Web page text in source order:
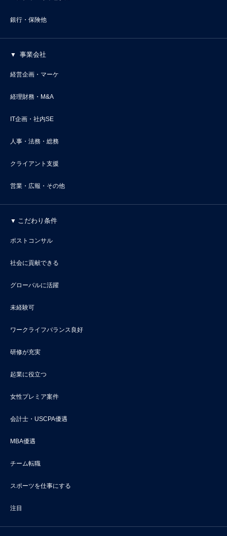
銀行・保険他
事業会社
経営企画・マーケ
経理財務・M&A
IT企画・社内SE
人事・法務・総務
クライアント支援
営業・広報・その他
こだわり条件
ポストコンサル
社会に貢献できる
グローバルに活躍
未経験可
ワークライフバランス良好
研修が充実
起業に役立つ
女性プレミア案件
会計士・USCPA優遇
MBA優遇
チーム転職
スポーツを仕事にする
注目